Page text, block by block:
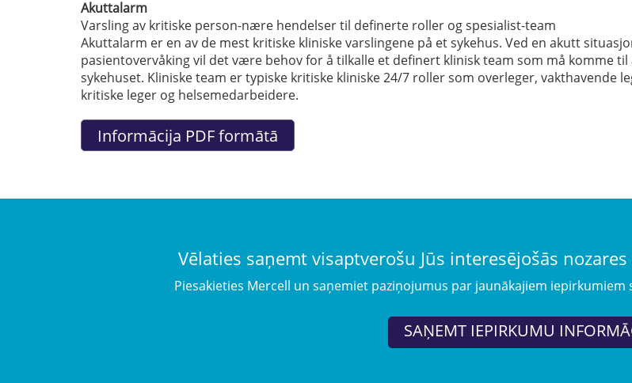
Akuttalarm
Varsling av kritiske person-nære hendelser til definerte roller og spesialist-team
Akuttalarm er en av de mest kritiske kliniske varslingene på et sykehus. Ved en akutt
pasientovervåking vil det være behov for å tilkalle et definert klinisk team som må komme
sykehuset. Kliniske team er typiske kritiske kliniske 24/7 roller som overleger, vakthavende
kritiske leger og helsemedarbeidere.
Vēlaties saņemt visaptverošu Jūs interesējošās
Piesakieties Mercell un saņemiet paziņojumus par jaunākajiem iepirkumiem
SAŅEMT IEPIRKUMU